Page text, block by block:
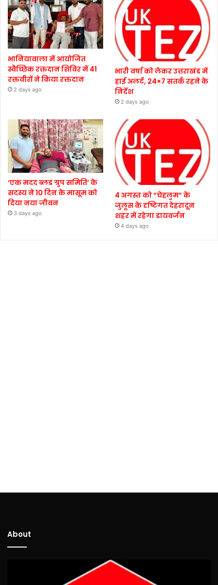
भानियावाला में आयोजित
स्वैच्छिक रक्तदान शिविर में 41
रक्तवीरों ने किया रक्तदान
2 days ago
भारी वर्षा को लेकर उत्तराखंड में
हाई अलर्ट, 24×7 सतर्क रहने के
निर्देश
2 days ago
‘एक मदद ब्लड ग्रुप समिति’ के
सदस्य ने 10 दिन के मासूम को
दिया नया जीवन
3 days ago
4 अगस्त को “चेहलुम” के
जुलूस के दृष्टिगत देहरादून
शहर में रहेगा डायवर्जन
4 days ago
About